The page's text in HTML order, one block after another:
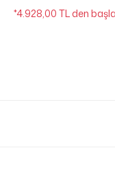
*4.928,00 TL den